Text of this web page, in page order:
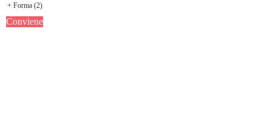
+ Forma (2)
Conviene